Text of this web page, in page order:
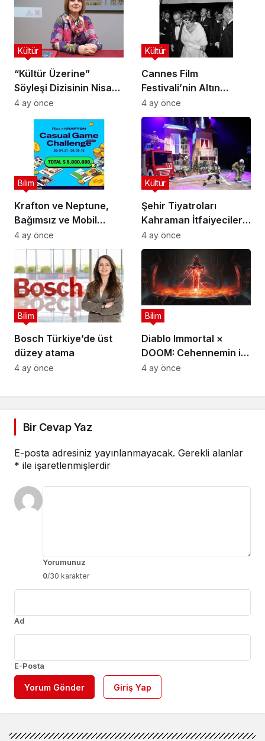
“Kültür Üzerine”
Söyleşi Dizisinin Nisan
Ayı Konuğu Doç. Dr.
Gökçe Dervişoğlu
Okandan Oldu!
Kültür
4 ay önce
Cannes Film
Festivali’nin Altın
Çağını Mercek Altına
Alıyor
Kültür
4 ay önce
Krafton ve Neptune,
Bağımsız ve Mobil
Oyun Geliştiricileri İçin
5 Milyon Dolarlık
Küresel Oyun
Yarışmasını Başlattı
Bilim
4 ay önce
Şehir Tiyatroları
Kahraman İtfaiyecilerin
Hikayesini “İtfaiyecinin
Sırrı” Oyunuyla
Anlatıyor
Kültür
4 ay önce
Bosch Türkiye’de üst
düzey atama
Bilim
4 ay önce
Diablo Immortal ×
DOOM: Cehennemin iki
efsanevi vizyonu
Bilim
4 ay önce
Bir Cevap Yaz
E-posta adresiniz yayınlanmayacak. Gerekli alanlar
* ile işaretlenmişlerdir
Yorumunuz
0/30 karakter
Ad
E-Posta
Yorum Gönder Giriş Yap